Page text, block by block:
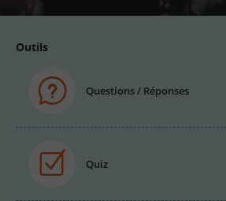
Outils
Questions / Réponses
Quiz